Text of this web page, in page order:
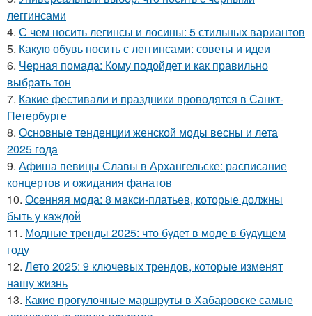
леггинсами
4. С чем носить легинсы и лосины: 5 стильных вариантов
5. Какую обувь носить с леггинсами: советы и идеи
6. Черная помада: Кому подойдет и как правильно
выбрать тон
7. Какие фестивали и праздники проводятся в Санкт-
Петербурге
8. Основные тенденции женской моды весны и лета
2025 года
9. Афиша певицы Славы в Архангельске: расписание
концертов и ожидания фанатов
10. Осенняя мода: 8 макси-платьев, которые должны
быть у каждой
11. Модные тренды 2025: что будет в моде в будущем
году
12. Лето 2025: 9 ключевых трендов, которые изменят
нашу жизнь
13. Какие прогулочные маршруты в Хабаровске самые